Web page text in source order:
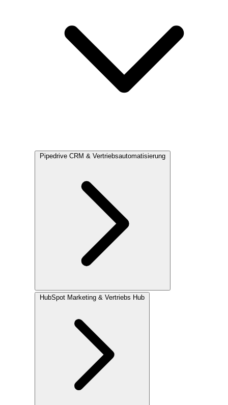
Pipedrive CRM & Vertriebsautomatisierung
HubSpot Marketing & Vertriebs Hub